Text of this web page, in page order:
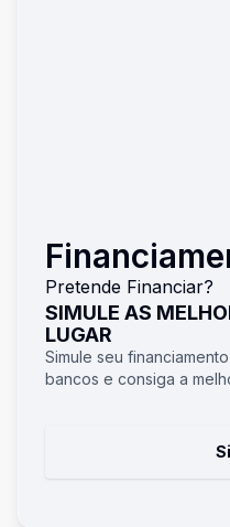
Pretende Financiar?
SIMULE AS
LUGAR
Simule seu
bancos e consiga a